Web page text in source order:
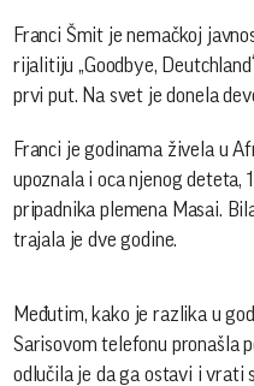
Franci Šmit je nemačkoj
rijalitiju „Goodbye,
prvi put. Na svet je donela
Franci je godinama živela u
upoznala i oca njenog deteta,
pripadnika plemena Masai.
trajala je dve godine.
Međutim, kako je razlika u
Sarisovom telefonu pronašla
odlučila je da ga ostavi i vrati